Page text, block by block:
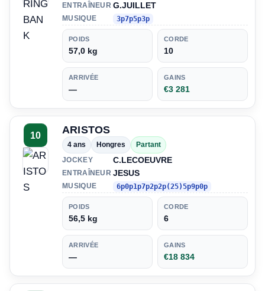
ENTRAÎNEUR G.JUILLET
MUSIQUE 3p7p5p3p
POIDS
57,0 kg
CORDE
10
ARRIVÉE
—
GAINS
€3 281
10 ARISTOS
4 ans Hongres
Partant
JOCKEY
C.LECOEUVRE
ENTRAÎNEUR JESUS
MUSIQUE 6p0p1p7p2p2p(25)5p9p0p
POIDS
56,5 kg
CORDE
6
ARRIVÉE
—
GAINS
€18 834